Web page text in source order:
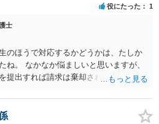
役にたった 1
士
のほうで対応するかどうかは、たしか
ね。 なかなか悩ましいと思いますが、
提出すれば請求は棄却されると思いま